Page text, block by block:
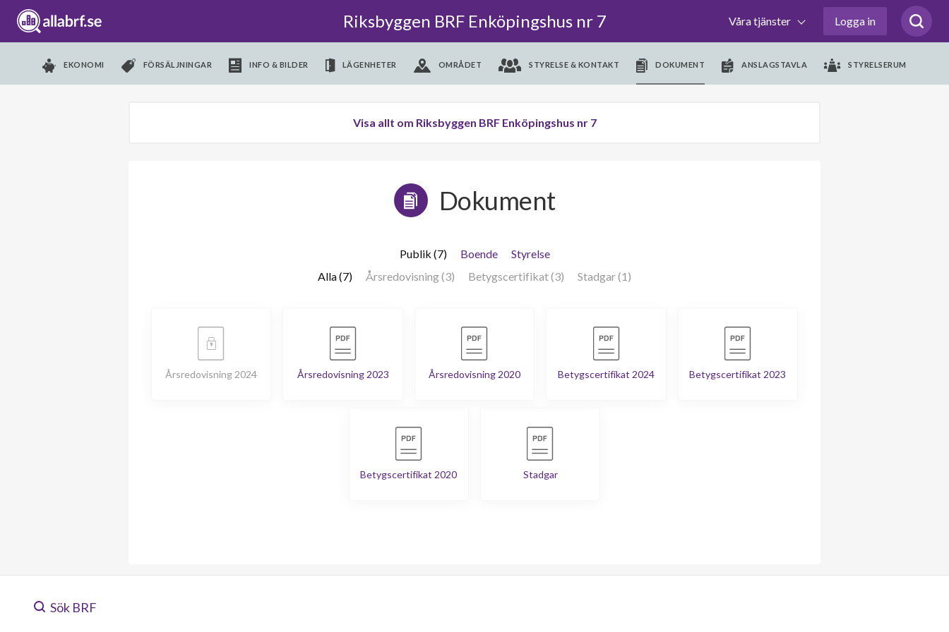
Riksbyggen BRF Enköpingshus nr 7 Våra tjänster Logga in
EKONOMI FÖRSÄLJNINGAR INFO & BILDER LÄGENHETER OMRÅDET STYRELSE & KONTAKT DOKUMENT ANSLAGSTAVLA STYRELSERUM
Visa allt om Riksbyggen BRF Enköpingshus nr 7
Dokument
Publik (7) Boende
Styrelse
Alla (7)
Årsredovisning (3) Betygscertifikat (3) Stadgar (1)
Årsredovisning 2024 Årsredovisning 2023 Årsredovisning 2020 Betygscertifikat 2024 Betygscertifikat 2023
Betygscertifikat 2020 Stadgar
Sök BRF